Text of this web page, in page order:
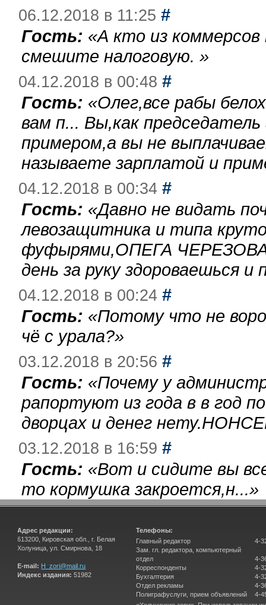
06.12.2018 в 11:25 #
Гость: «А кто из
смешите налоговую. »
04.12.2018 в 00:48 #
Гость: «Олег,все рабы
вам п... Вы,как
примером,а вы не
называете зарплатой и
04.12.2018 в 00:34 #
Гость: «Давно не видать
левозащитника и типа
фуфырями,ОПЕГА
день за руку здороваешься
04.12.2018 в 00:24 #
Гость: «Потому что не
чё с урала?»
03.12.2018 в 20:56 #
Гость: «Почему у
рапортуют из года в в год
дворцах и денег
03.12.2018 в 16:59 #
Гость: «Вот и сидите вы
то кормушка закроется,н...»
Адрес редакции:
613200, Кировская обл., г. Белая
Холуница, ул. Смирнова, 18
E-mail: H_zori@mail.ru
Индекс издания: 51982
Телефоны:
Главный редактор
Зам. гл. редактора, компьютерный
отдел
Корреспонденты
Бухгалтерия
Отдел рекламы
Полиграфуслуги, прием объявлений
4-
4-
4-
4-
4-
4-